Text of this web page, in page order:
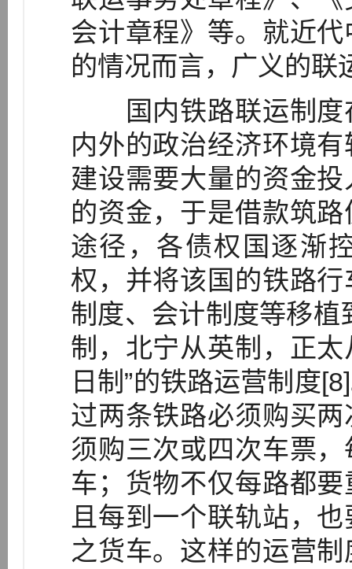
会计章程》等。就近
的情况而言，广义的联
国内铁路联运制度
内外的政治经济环境
建设需要大量的资金
的资金，于是借款筑
途径，各债权国逐渐
权，并将该国的铁路
制度、会计制度等移植
制，北宁从英制，正
日制”的铁路运营制度
过两条铁路必须购买
须购三次或四次车票
车；货物不仅每路都
且每到一个联轨站，
之货车。这样的运营